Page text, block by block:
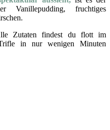
Vanillepudding, fruchtiges
Zutaten findest du flott im
in nur wenigen Minuten